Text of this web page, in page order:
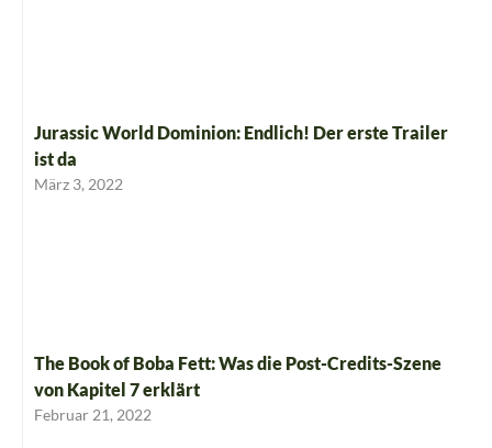
Jurassic World Dominion: Endlich! Der erste Trailer
ist da
März 3, 2022
The Book of Boba Fett: Was die Post-Credits-Szene
von Kapitel 7 erklärt
Februar 21, 2022